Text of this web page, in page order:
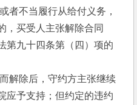
者不当履行从给付义务，
，买受人主张解除合同
第九十四条第（四）项的
解除后，守约方主张继续
应予支持；但约定的违约